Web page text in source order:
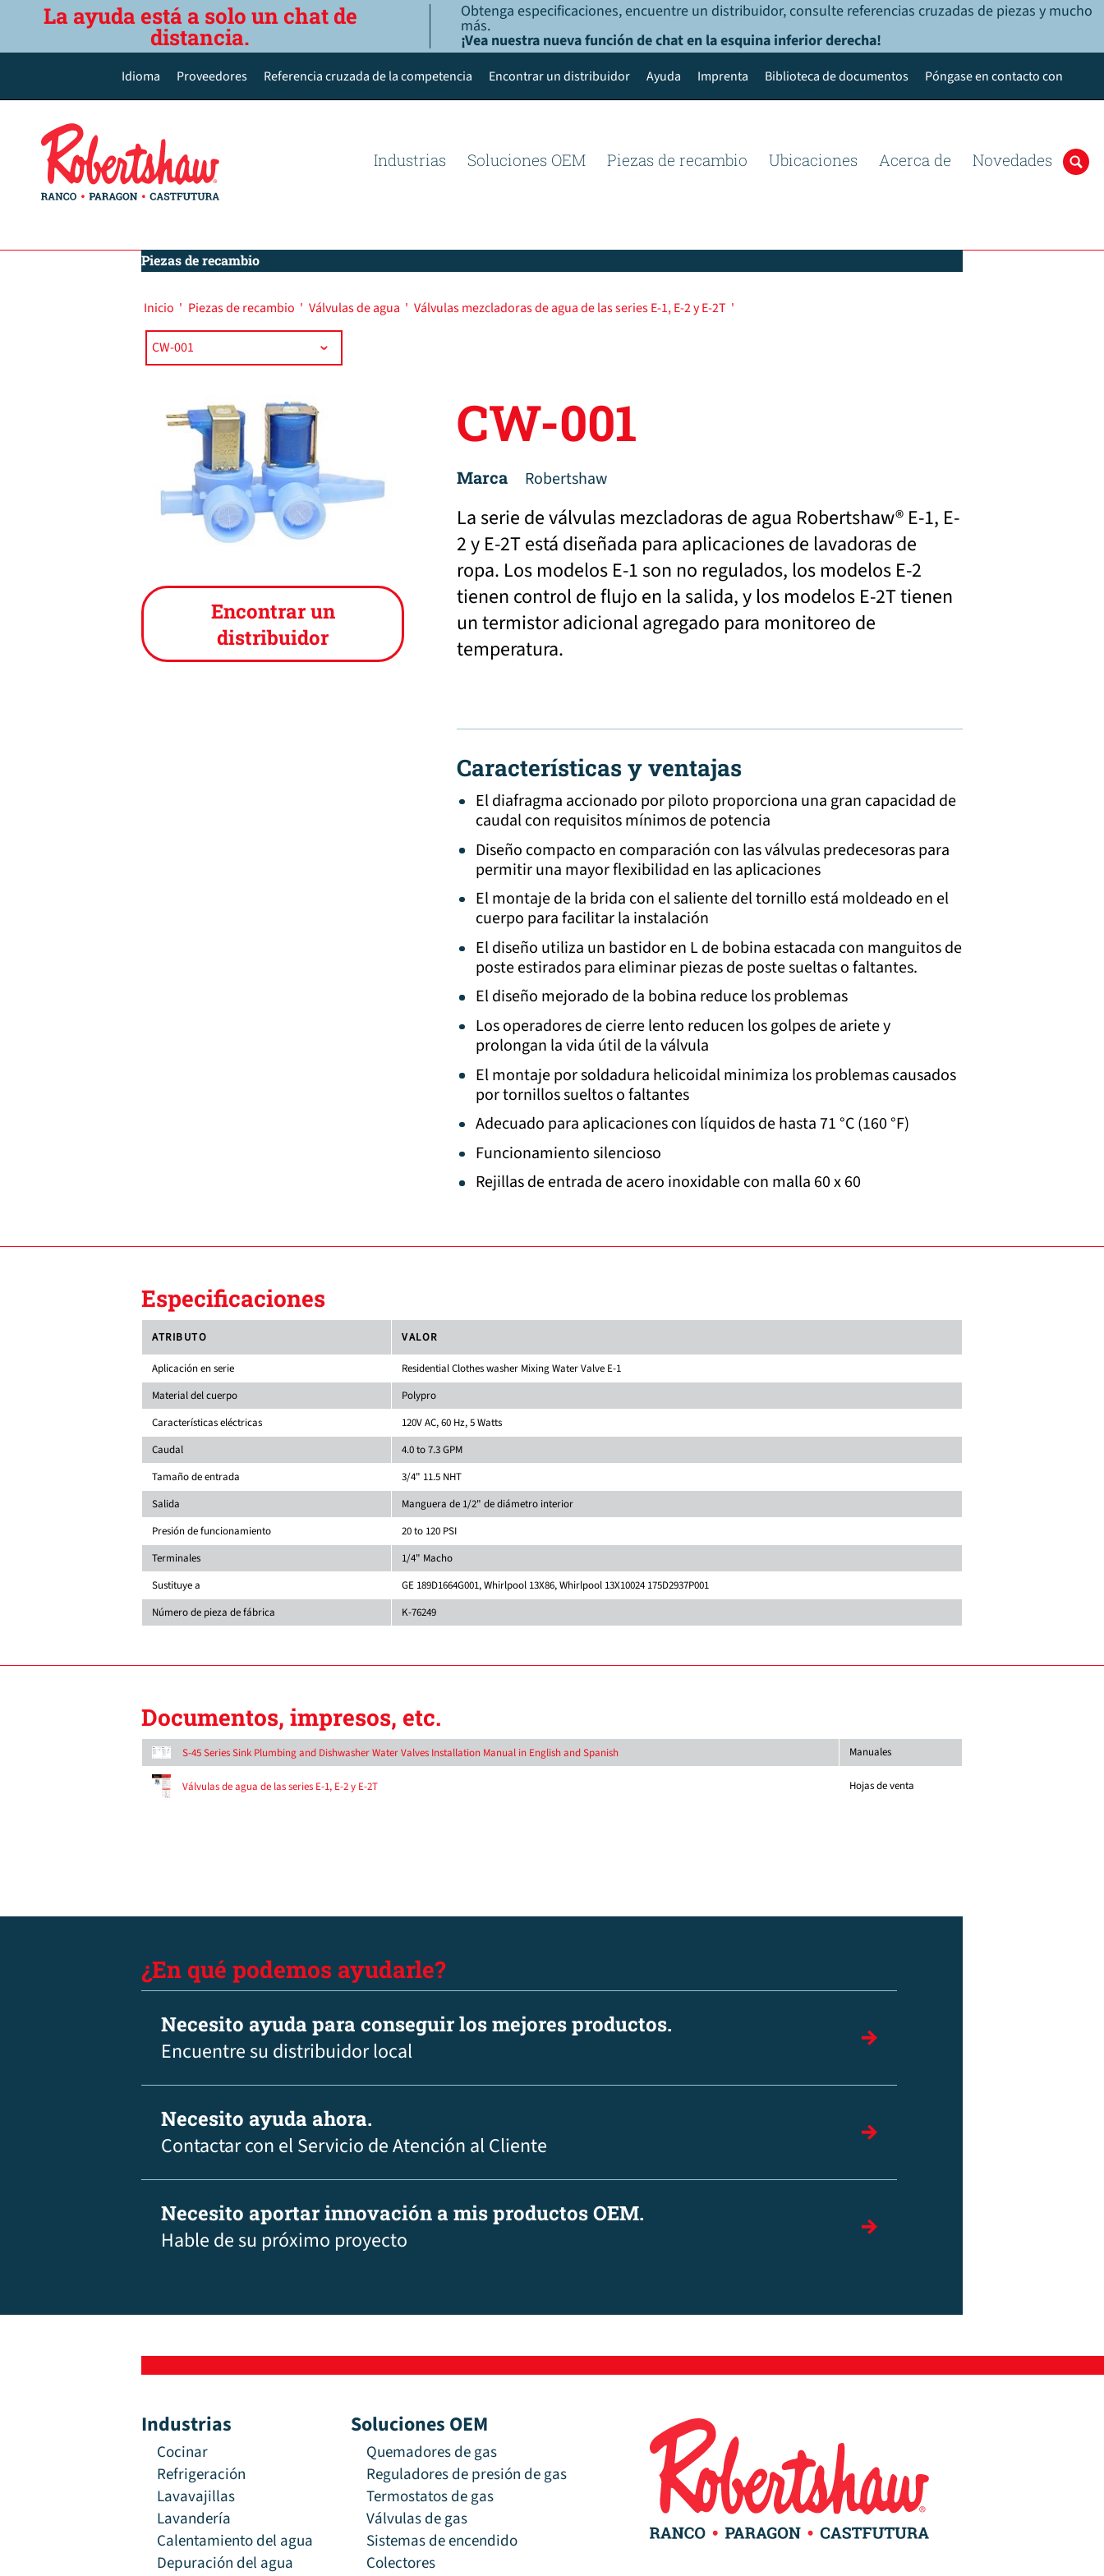
La ayuda está a solo un chat de
distancia.
Obtenga especificaciones, encuentre un distribuidor, consulte referencias cruzadas de piezas y mucho
más.
¡Vea nuestra nueva función de chat en la esquina inferior derecha!
Idioma
Deutsch
Español de México
Português do Brasil
Proveedores Referencia cruzada de la competencia Encontrar un distribuidor Ayuda Imprenta Biblioteca de documentos Póngase en contacto con
Industrias Soluciones OEM Piezas de recambio Ubicaciones Acerca de Novedades
Piezas de recambio
Inicio ' Piezas de recambio ' Válvulas de agua ' Válvulas mezcladoras de agua de las series E-1, E-2 y E-2T '
Encontrar un
distribuidor
CW-001
Marca Robertshaw
La serie de válvulas mezcladoras de agua Robertshaw® E-1, E-
2 y E-2T está diseñada para aplicaciones de lavadoras de
ropa. Los modelos E-1 son no regulados, los modelos E-2
tienen control de flujo en la salida, y los modelos E-2T tienen
un termistor adicional agregado para monitoreo de
temperatura.
Características y ventajas
El diafragma accionado por piloto proporciona una gran capacidad de
caudal con requisitos mínimos de potencia
Diseño compacto en comparación con las válvulas predecesoras para
permitir una mayor flexibilidad en las aplicaciones
El montaje de la brida con el saliente del tornillo está moldeado en el
cuerpo para facilitar la instalación
El diseño utiliza un bastidor en L de bobina estacada con manguitos de
poste estirados para eliminar piezas de poste sueltas o faltantes.
El diseño mejorado de la bobina reduce los problemas
Los operadores de cierre lento reducen los golpes de ariete y
prolongan la vida útil de la válvula
El montaje por soldadura helicoidal minimiza los problemas causados
por tornillos sueltos o faltantes
Adecuado para aplicaciones con líquidos de hasta 71 °C (160 °F)
Funcionamiento silencioso
Rejillas de entrada de acero inoxidable con malla 60 x 60
Especificaciones
ATRIBUTO VALOR
Aplicación en serie
Residential Clothes washer Mixing Water Valve E-1
Material del cuerpo
Polypro
Características eléctricas
120V AC, 60 Hz, 5 Watts
Caudal
4.0 to 7.3 GPM
Tamaño de entrada
3/4" 11.5 NHT
Salida
Manguera de 1/2" de diámetro interior
Presión de funcionamiento
20 to 120 PSI
Terminales
1/4" Macho
Sustituye a
GE 189D1664G001, Whirlpool 13X86, Whirlpool 13X10024 175D2937P001
Número de pieza de fábrica
K-76249
Documentos, impresos, etc.
S-45 Series Sink Plumbing and Dishwasher Water Valves Installation Manual in English and Spanish Manuales
Válvulas de agua de las series E-1, E-2 y E-2T Hojas de venta
¿En qué podemos ayudarle?
Necesito ayuda para conseguir los mejores productos.
Encuentre su distribuidor local
Necesito ayuda ahora.
Contactar con el Servicio de Atención al Cliente
Necesito aportar innovación a mis productos OEM.
Hable de su próximo proyecto
Industrias
Cocinar
Refrigeración
Lavavajillas
Lavandería
Calentamiento del agua
Depuración del agua
Soluciones OEM
Quemadores de gas
Reguladores de presión de gas
Termostatos de gas
Válvulas de gas
Sistemas de encendido
Colectores